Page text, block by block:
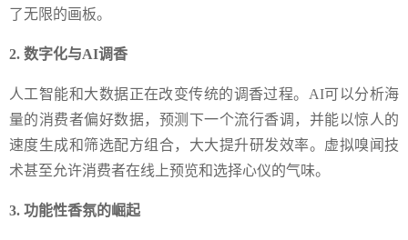
了无限的画板。
2. 数字化与AI调香
人工智能和大数据正在改变传统的调香过程。AI可以分析海
量的消费者偏好数据，预测下一个流行香调，并能以惊人的
速度生成和筛选配方组合，大大提升研发效率。虚拟嗅闻技
术甚至允许消费者在线上预览和选择心仪的气味。
3. 功能性香氛的崛起